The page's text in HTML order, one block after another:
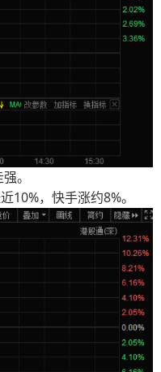
。
10%，快手涨约8%。